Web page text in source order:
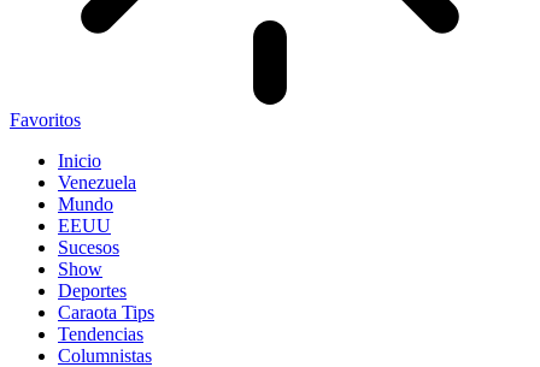
Favoritos
Inicio
Venezuela
Mundo
EEUU
Sucesos
Show
Deportes
Caraota Tips
Tendencias
Columnistas